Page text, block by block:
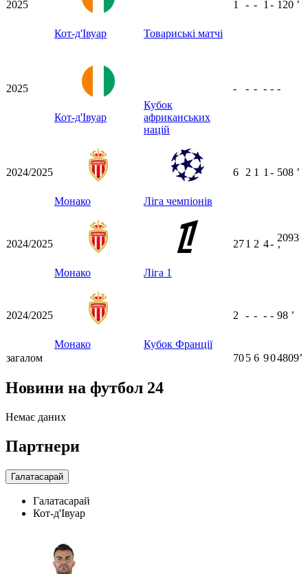
2025
Кот-д'Івуар Товариські матчі
1 - - 1 - 120 ʼ
2025
Кот-д'Івуар
Кубок
африканських
націй
- - - - - -
2024/2025
Монако Ліга чемпіонів
6 2 1 1 - 508 ʼ
2024/2025
Монако Ліга 1
271 2 4-
2093
ʼ
2024/2025
Монако Кубок Франції
2 - - - - 98 ʼ
загалом 705 6 904809ʼ
Новини на футбол 24
Немає даних
Партнери
Галатасарай
Галатасарай
Кот-д'Івуар